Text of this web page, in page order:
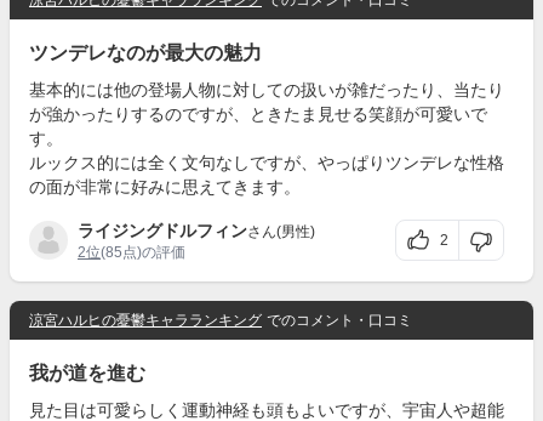
ツンデレなのが最大の魅力
基本的には他の登場人物に対しての扱いが雑だったり、当たり
が強かったりするのですが、ときたま見せる笑顔が可愛いで
す。
ルックス的には全く文句なしですが、やっぱりツンデレな性格
の面が非常に好みに思えてきます。
ライジングドルフィンさん(男性)
2位(85点)の評価
2
涼宮ハルヒの憂鬱キャラランキング でのコメント・口コミ
我が道を進む
見た目は可愛らしく運動神経も頭もよいですが、宇宙人や超能